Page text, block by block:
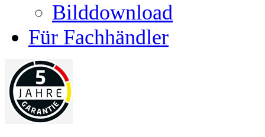
Bilddownload
Für Fachhändler